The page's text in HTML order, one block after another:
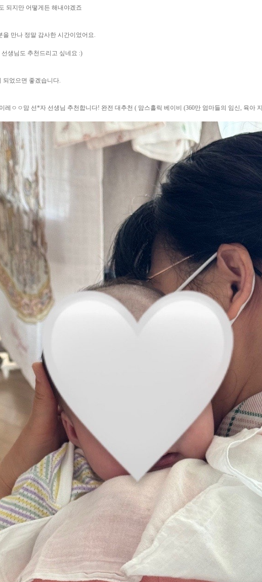
되지만 어떻게든 해내야겠죠
만나 정말 감사한 시간이었어요.
생님도 추천드리고 싶네요 :)
되었으면 좋겠습니다.
레ㅇㅇ맘 선*자 선생님 추천합니다! 완전 대추천 ( 맘스홀릭 베이비 (360만 엄마들의 임신, 육아